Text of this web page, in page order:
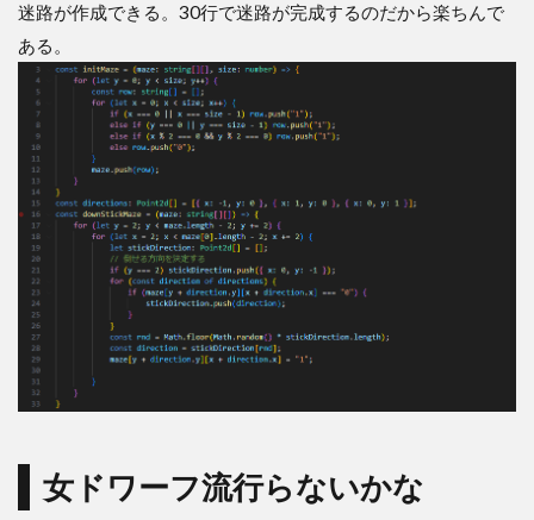
迷路が作成できる。30行で迷路が完成するのだから楽ちんで
ある。
女ドワーフ流行らないかな